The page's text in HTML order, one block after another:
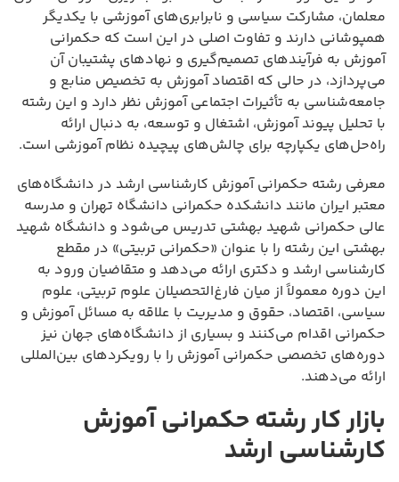
معلمان، مشارکت سیاسی و نابرابری‌های آموزشی با یکدیگر
همپوشانی دارند و تفاوت اصلی در این است که حکمرانی
آموزش به فرآیندهای تصمیم‌گیری و نهادهای پشتیبان آن
می‌پردازد، در حالی که اقتصاد آموزش به تخصیص منابع و
جامعه‌شناسی به تأثیرات اجتماعی آموزش نظر دارد و این رشته
با تحلیل پیوند آموزش، اشتغال و توسعه، به دنبال ارائه
راه‌حل‌های یکپارچه برای چالش‌های پیچیده نظام آموزشی است.
معرفی رشته حکمرانی آموزش کارشناسی ارشد در دانشگاه‌های
معتبر ایران مانند دانشکده حکمرانی دانشگاه تهران و مدرسه
عالی حکمرانی شهید بهشتی تدریس می‌شود و دانشگاه شهید
بهشتی این رشته را با عنوان «حکمرانی تربیتی» در مقطع
کارشناسی ارشد و دکتری ارائه می‌دهد و متقاضیان ورود به
این دوره معمولاً از میان فارغ‌التحصیلان علوم تربیتی، علوم
سیاسی، اقتصاد، حقوق و مدیریت با علاقه به مسائل آموزش و
حکمرانی اقدام می‌کنند و بسیاری از دانشگاه‌های جهان نیز
دوره‌های تخصصی حکمرانی آموزش را با رویکردهای بین‌المللی
ارائه می‌دهند.
بازار کار رشته حکمرانی آموزش
کارشناسی ارشد